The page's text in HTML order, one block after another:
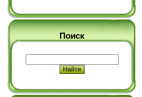
Поиск